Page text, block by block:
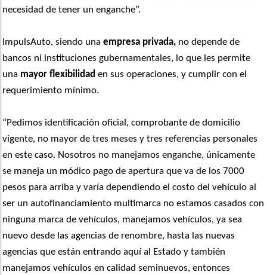
necesidad de tener un enganche”.
ImpulsAuto, siendo una empresa privada, no depende de
bancos ni instituciones gubernamentales, lo que les permite
una mayor flexibilidaden sus operaciones, y cumplir con el
requerimiento mínimo.
“Pedimos identificación oficial, comprobante de domicilio
vigente, no mayor de tres meses y tres referencias personales
en este caso. Nosotros no manejamos enganche, únicamente
se maneja un módico pago de apertura que va de los 7000
pesos para arriba y varía dependiendo el costo del vehículo al
ser un autofinanciamiento multimarca no estamos casados con
ninguna marca de vehículos, manejamos vehículos, ya sea
nuevo desde las agencias de renombre, hasta las nuevas
agencias que están entrando aquí al Estado y también
manejamos vehículos en calidad seminuevos, entonces